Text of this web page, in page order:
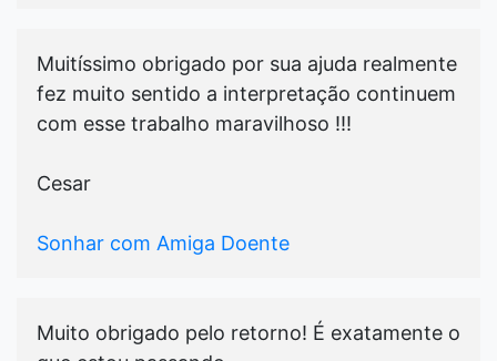
Muitíssimo obrigado por sua ajuda realmente
fez muito sentido a interpretação continuem
com esse trabalho maravilhoso !!!
Cesar
Sonhar com Amiga Doente
Muito obrigado pelo retorno! É exatamente o